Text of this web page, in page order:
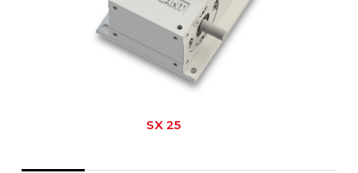
SX 25